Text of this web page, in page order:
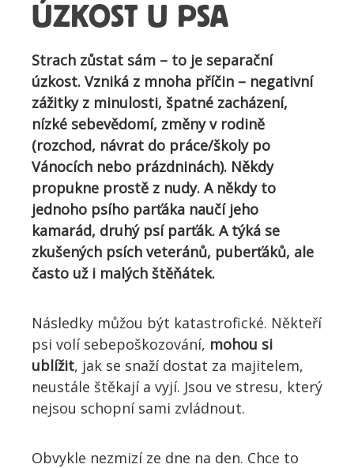
ÚZKOST U PSA
Strach zůstat sám – to je separační
úzkost. Vzniká z mnoha příčin – negativní
zážitky z minulosti, špatné zacházení,
nízké sebevědomí, změny v rodině
(rozchod, návrat do práce/školy po
Vánocích nebo prázdninách). Někdy
propukne prostě z nudy. A někdy to
jednoho psího parťáka naučí jeho
kamarád, druhý psí parťák. A týká se
zkušených psích veteránů, puberťáků, ale
často už i malých štěňátek.
Následky můžou být katastrofické. Někteří
psi volí sebepoškozování, mohou si
ublížit, jak se snaží dostat za majitelem,
neustále štěkají a vyjí. Jsou ve stresu, který
nejsou schopní sami zvládnout.
Obvykle nezmizí ze dne na den. Chce to